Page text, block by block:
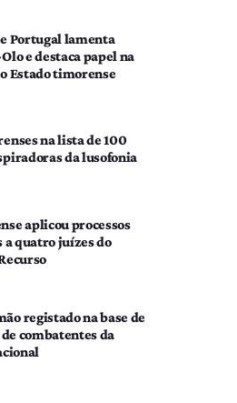
Portugal lamenta
e destaca papel na
Estado timorense
na lista de 100
da lusofonia
aplicou processos
quatro juízes do
registado na base de
combatentes da